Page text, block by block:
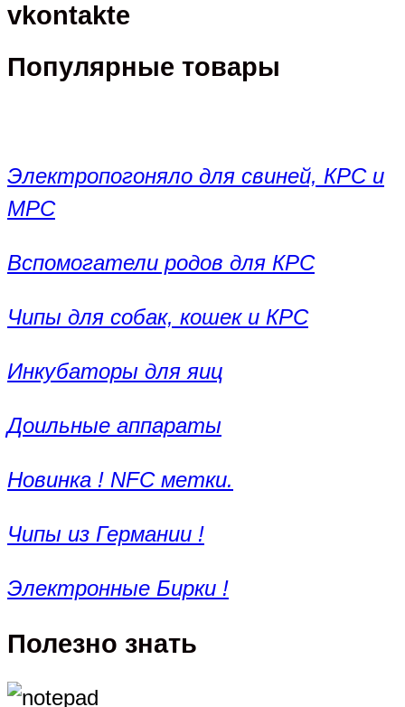
vkontakte
Популярные товары
Электропогоняло для свиней, КРС и
МРС
Вспомогатели родов для КРС
Чипы для собак, кошек и КРС
Инкубаторы для яиц
Доильные аппараты
Новинка ! NFC метки.
Чипы из Германии !
Электронные Бирки !
Полезно знать